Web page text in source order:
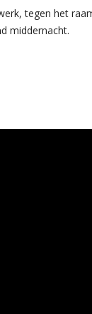
tegen het
middernacht.